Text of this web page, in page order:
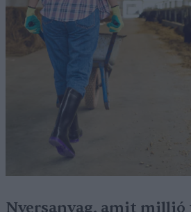
Nyersanyag, amit millió